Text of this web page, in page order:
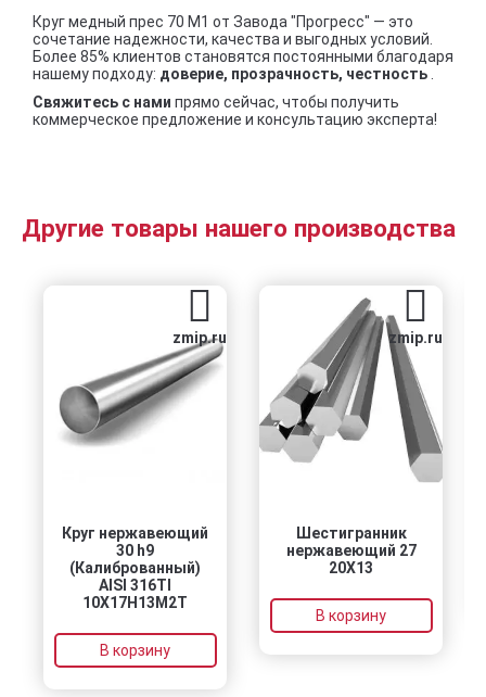
Круг медный прес 70 М1 от Завода "Прогресс" — это
сочетание надежности, качества и выгодных условий.
Более 85% клиентов становятся постоянными благодаря
нашему подходу: доверие, прозрачность, честность
Свяжитесь с нами прямо сейчас, чтобы получить
коммерческое предложение и консультацию эксперта!
Другие товары нашего производства
zmip.ru
Круг нержавеющий
30 h9
(Калиброванный)
AISI 316TI
10Х17Н13М2Т
В корзину
zmip.ru
Шестигранник
нержавеющий 27
20Х13
В корзину